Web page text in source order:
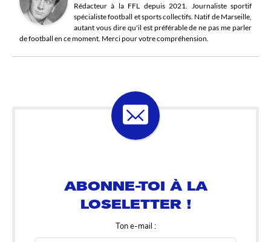
Rédacteur à la FFL depuis 2021. Journaliste sportif
spécialiste football et sports collectifs. Natif de Marseille,
autant vous dire qu'il est préférable de ne pas me parler
de football en ce moment. Merci pour votre compréhension.
Ton e-mail :